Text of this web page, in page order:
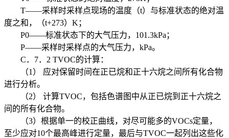
T——采样时采样点现场的温度（t）与标准状态的绝对温
度之和，（t+273）K；
P0——标准状态下的大气压力，101.3kPa；
P——采样时采样点的大气压力，kPa。
C．7．2 TVOC的计算：
（1） 应对保留时间在正已烷和正十六烷之间所有化合物
进行分析。
（2） 计算TVOC，包括色谱图中从正已烷到正十六烷之
间的所有化合物。
（3）根据单一的校正曲线，对尽可能多的VOCs定量，
至少应对10个最高峰进行定量，最后与TVOC一起列出这些化